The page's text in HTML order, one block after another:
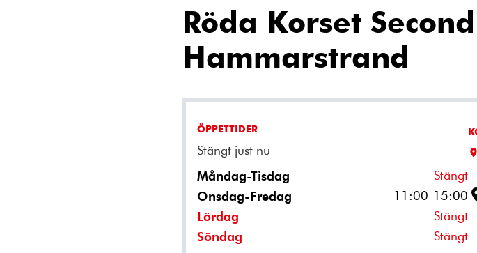
Röda Korset
Hammarstrand
ÖPPETTIDER
Stängt just nu
Måndag-Tisdag Stängt
Onsdag-Fredag 11:00-15:00
Lördag Stängt
Söndag Stängt